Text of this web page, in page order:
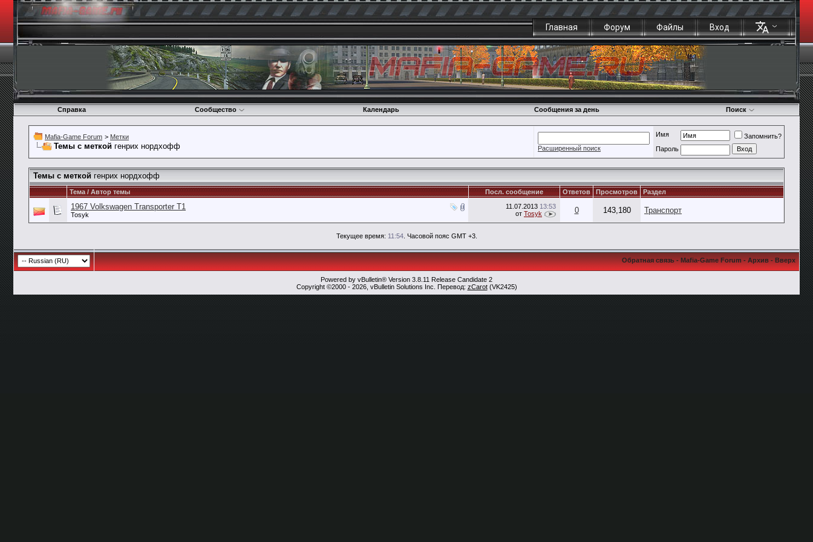
Главная Форум Файлы Вход
Справка Сообщество Календарь Сообщения за день Поиск
Mafia-Game Forum > Метки
Темы с меткой генрих нордхофф Расширенный поиск
Имя
Запомнить?
Пароль
Темы с меткой генрих нордхофф
Тема / Автор темы Посл. сообщение Ответов Просмотров Раздел
1967 Volkswagen Transporter T1
Tosyk
11.07.2013 13:53
от Tosyk 0 143,180 Транспорт
Текущее время: 11:54. Часовой пояс GMT +3.
Обратная связь-Mafia-Game Forum-Архив-Вверх
Powered by vBulletin® Version 3.8.11 Release Candidate 2
Copyright ©2000 - 2026, vBulletin Solutions Inc. Перевод: zCarot(VK2425)